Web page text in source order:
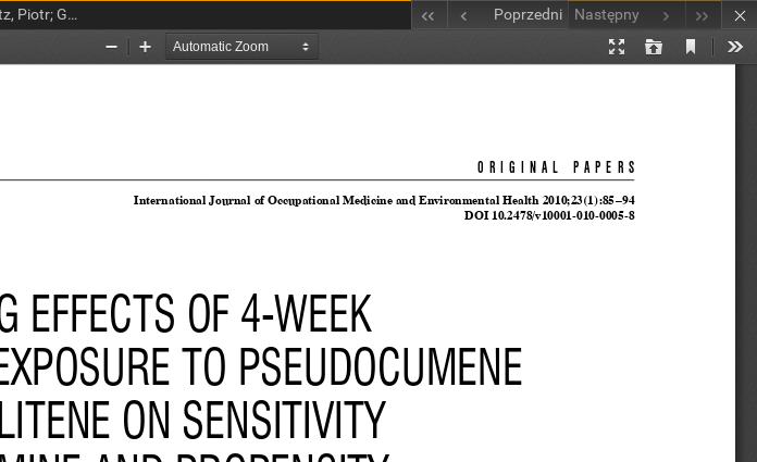
Lutz, Piotr; Gralewicz, Sławomir; Wiaderna, Dorota; Świercz, Radosław; Grzelińska, Zofia; Majcherek, Wanda Poprzedni Następny